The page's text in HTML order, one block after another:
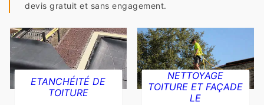
devis gratuit et sans engagement.
ETANCHÉITÉ DE
TOITURE
NETTOYAGE
TOITURE ET FAÇADE
LE